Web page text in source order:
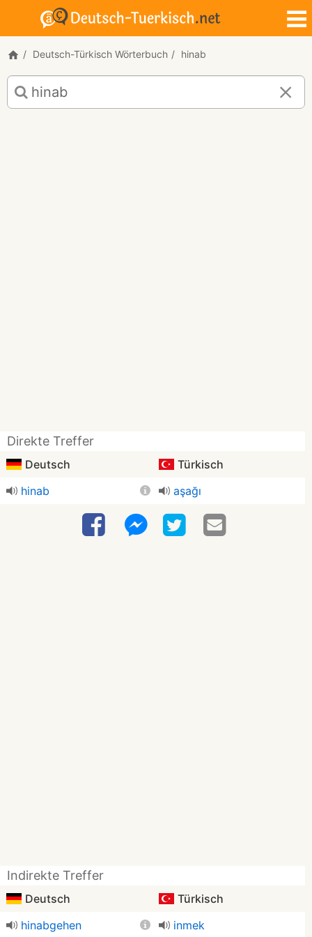
Deutsch-Türkisch Wörterbuch hinab
Deutsch-
Türkisch
Übersetzung
Direkte Treffer
Deutsch
Türkisch
hinab
aşağı
Indirekte Treffer
Deutsch
Türkisch
hinabgehen
inmek